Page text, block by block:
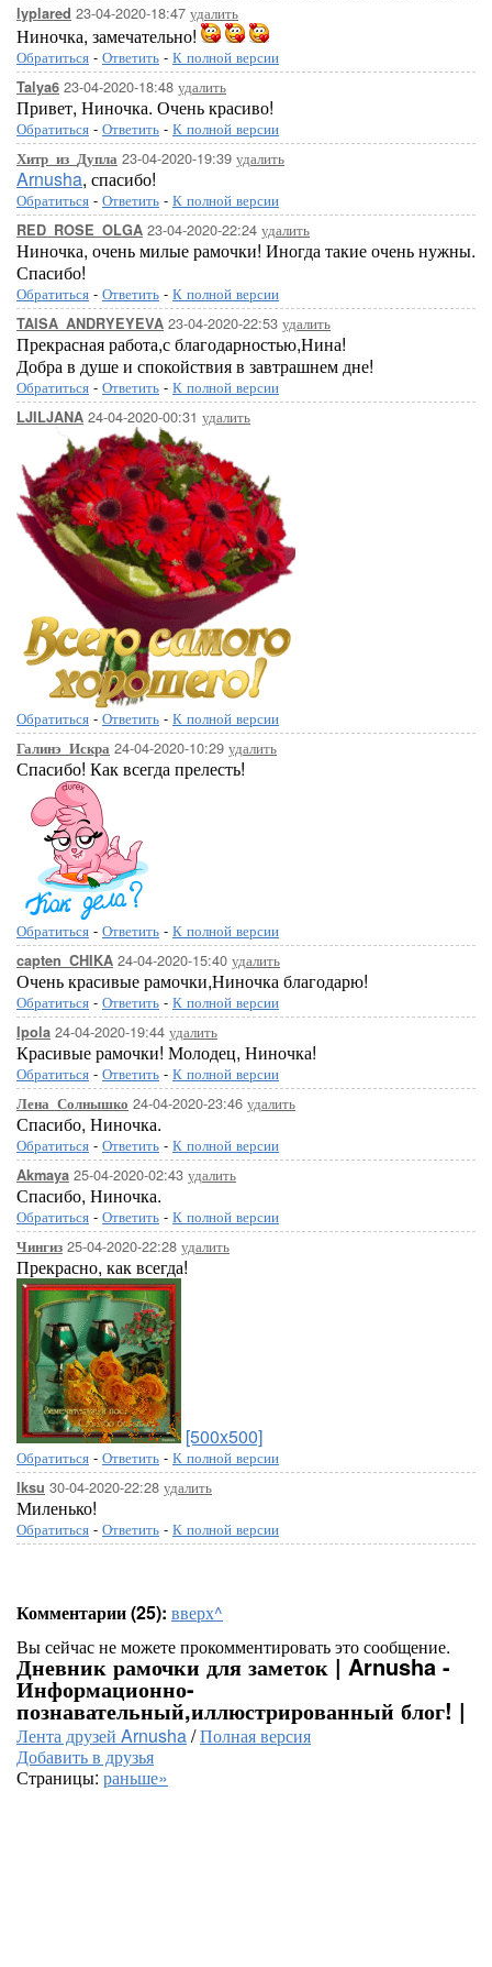
lyplared 23-04-2020-18:47 удалить
Ниночка, замечательно!
Обратиться - Ответить - К полной версии
Talya6 23-04-2020-18:48 удалить
Привет, Ниночка. Очень красиво!
Обратиться - Ответить - К полной версии
Хитр_из_Дупла 23-04-2020-19:39 удалить
Arnusha, спасибо!
Обратиться - Ответить - К полной версии
RED_ROSE_OLGA 23-04-2020-22:24 удалить
Ниночка, очень милые рамочки! Иногда такие очень нужны.
Спасибо!
Обратиться - Ответить - К полной версии
TAISA_ANDRYEYEVA 23-04-2020-22:53 удалить
Прекрасная работа,с благодарностью,Нина!
Добра в душе и спокойствия в завтрашнем дне!
Обратиться - Ответить - К полной версии
LJILJANA 24-04-2020-00:31 удалить
Обратиться - Ответить - К полной версии
Галинэ_Искра 24-04-2020-10:29 удалить
Спасибо! Как всегда прелесть!
Обратиться - Ответить - К полной версии
capten_CHIKA 24-04-2020-15:40 удалить
Очень красивые рамочки,Ниночка благодарю!
Обратиться - Ответить - К полной версии
Ipola 24-04-2020-19:44 удалить
Красивые рамочки! Молодец, Ниночка!
Обратиться - Ответить - К полной версии
Лена_Солнышко 24-04-2020-23:46 удалить
Спасибо, Ниночка.
Обратиться - Ответить - К полной версии
Akmaya 25-04-2020-02:43 удалить
Спасибо, Ниночка.
Обратиться - Ответить - К полной версии
Чингиз 25-04-2020-22:28 удалить
Прекрасно, как всегда!
[500x500]
Обратиться - Ответить - К полной версии
Iksu 30-04-2020-22:28 удалить
Миленько!
Обратиться - Ответить - К полной версии
Комментарии (25): вверх^
Вы сейчас не можете прокомментировать это сообщение.
Дневник рамочки для заметок | Arnusha -
Информационно-
познавательный,иллюстрированный блог! |
Лента друзей Arnusha/Полная версия
Добавить в друзья
Страницы: раньше»